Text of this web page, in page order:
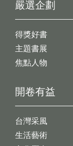
開卷有益
台灣采風
生活藝術
嚴選企劃
得獎好書
主題書展
焦點人物